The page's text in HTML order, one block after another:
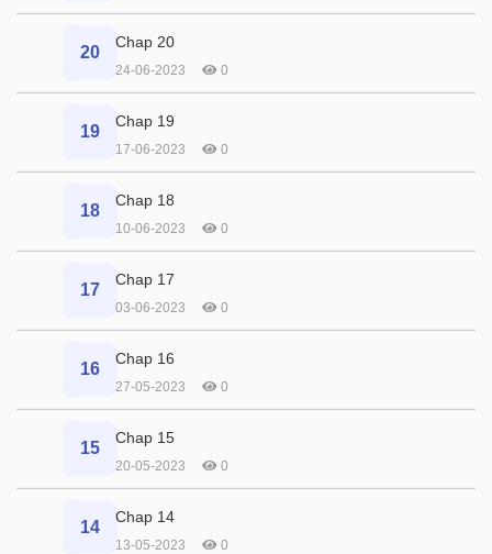
20
Chap 20
24-06-2023 0
19
Chap 19
17-06-2023 0
18
Chap 18
10-06-2023 0
17
Chap 17
03-06-2023 0
16
Chap 16
27-05-2023 0
15
Chap 15
20-05-2023 0
14
Chap 14
13-05-2023 0